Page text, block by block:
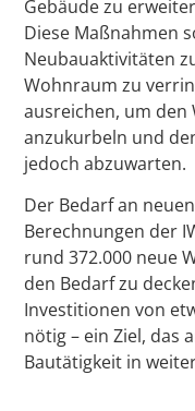
Gebäude zu
Diese Maßnahmen
Neubauaktivitäten
Wohnraum zu
ausreichen, um
anzukurbeln und
jedoch abzuwarten.
Der Bedarf an
Berechnungen der
rund 372.000 neue
den Bedarf zu
Investitionen von
nötig – ein Ziel, das
Bautätigkeit in